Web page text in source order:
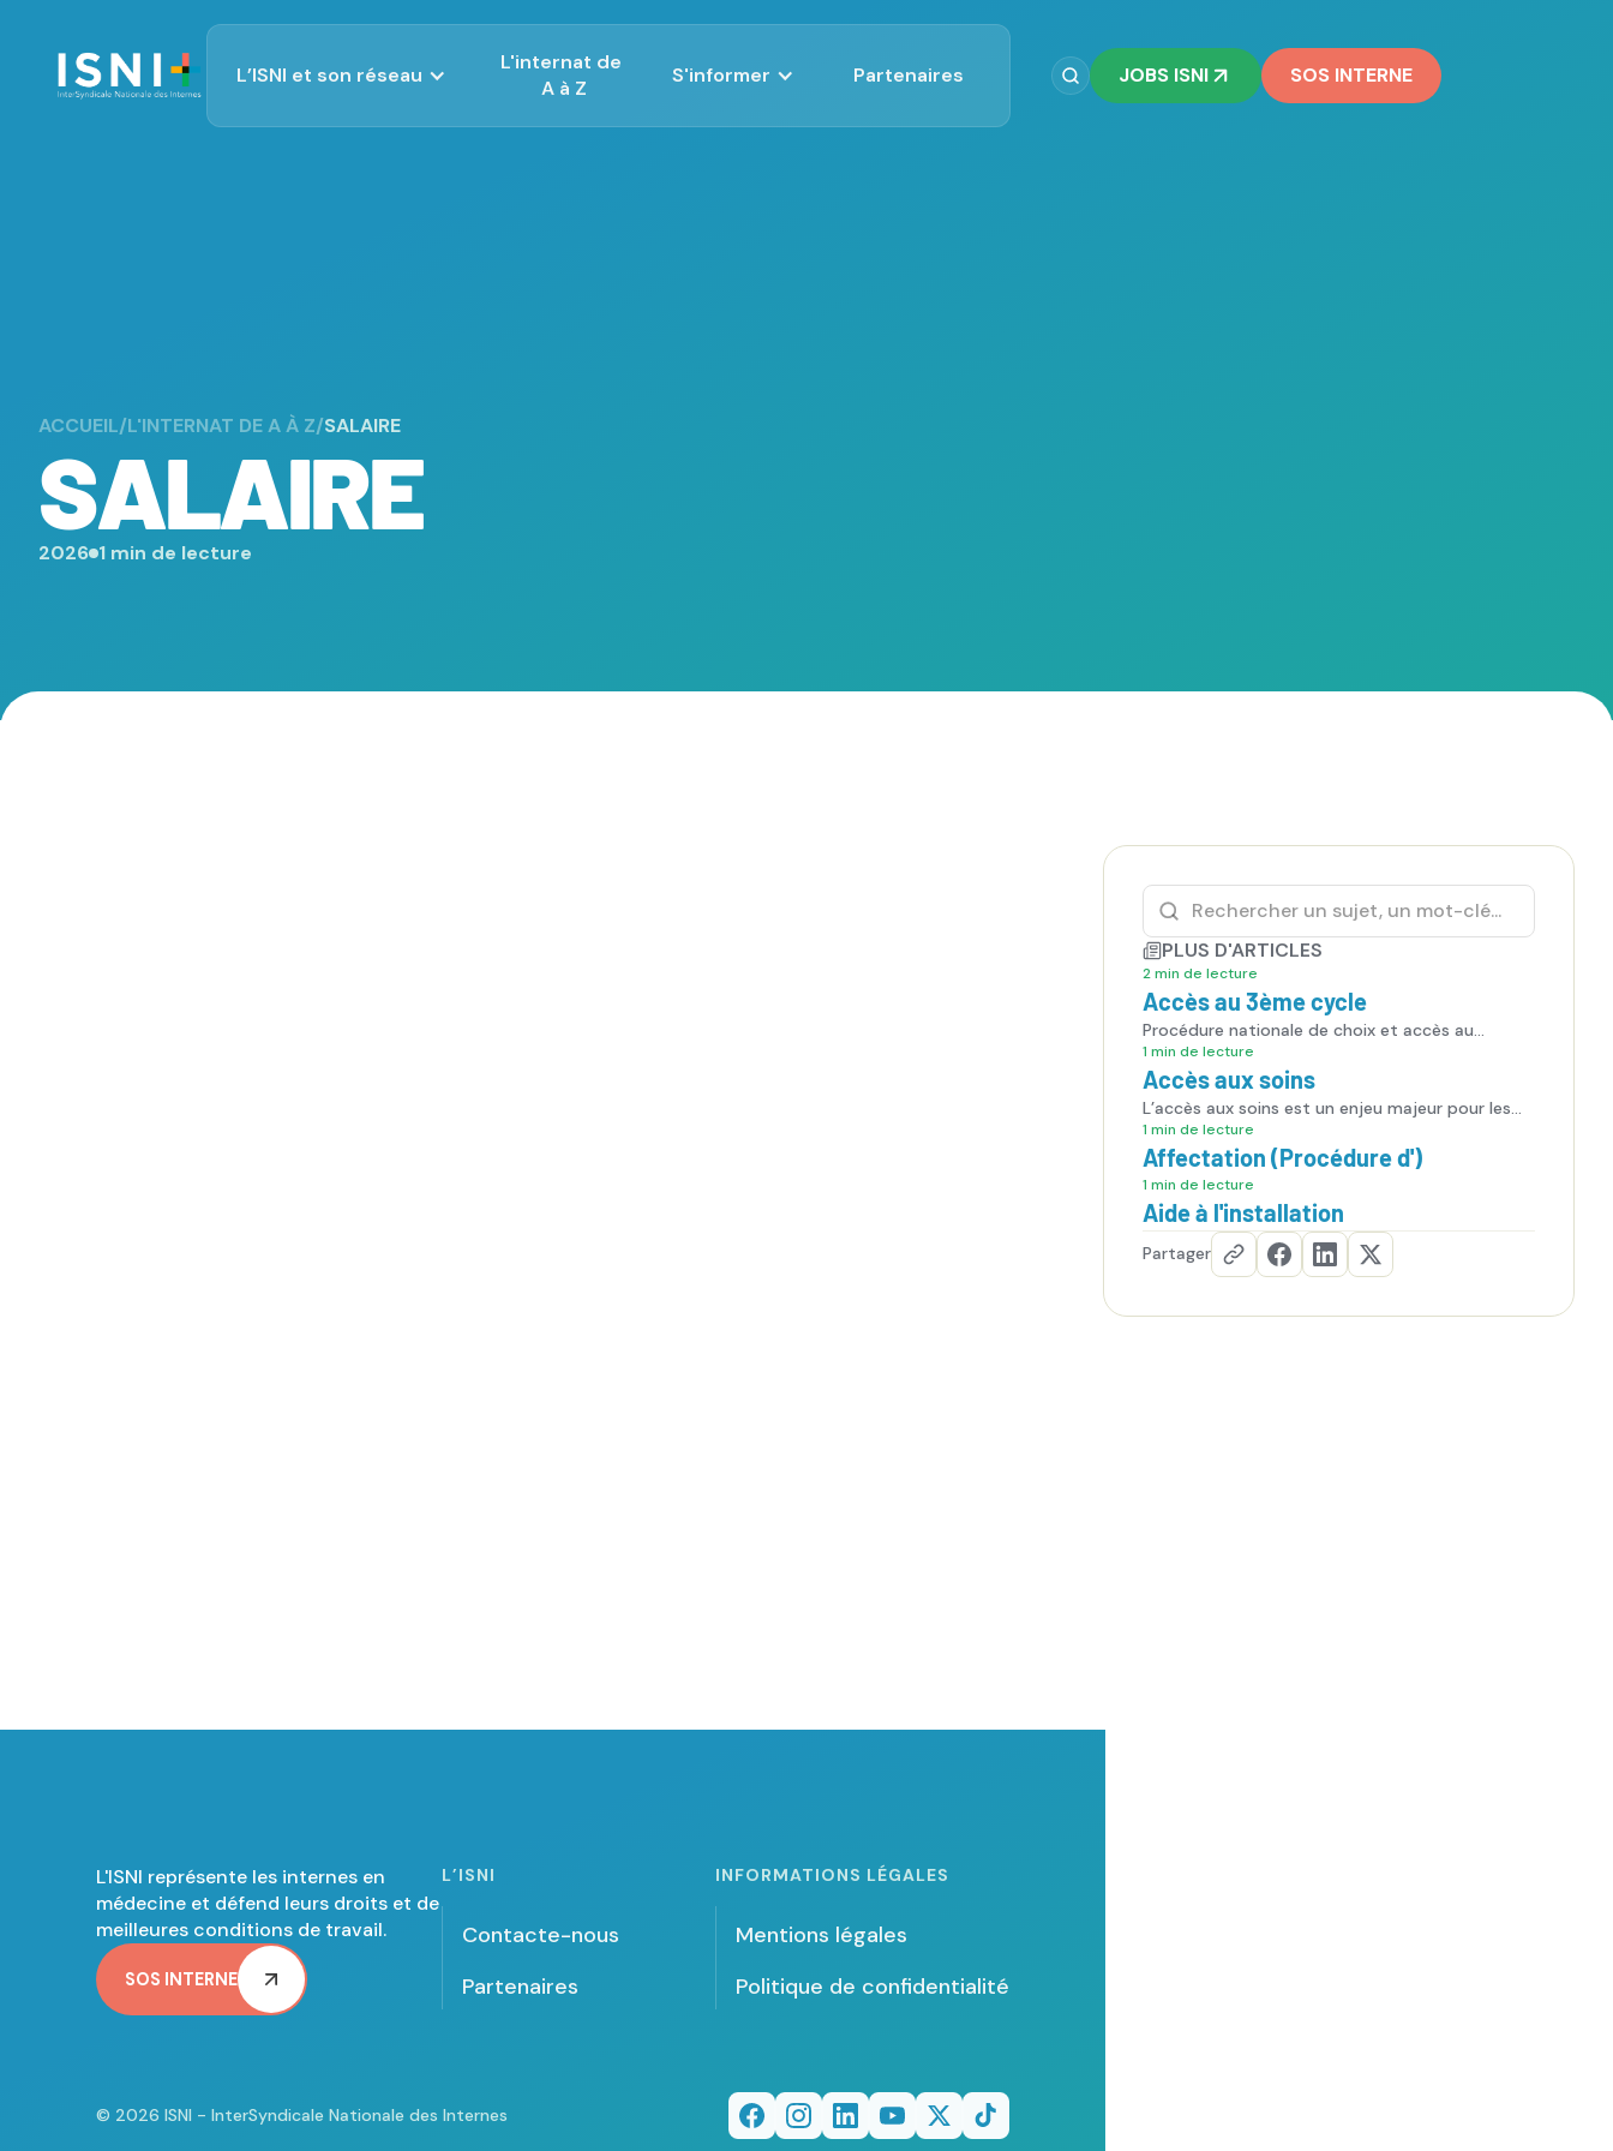
L’ISNI et son réseau
L'internat de
A à Z
S'informer Partenaires JOBS ISNI SOS INTERNE
ACCUEIL/L'INTERNAT DE A À Z/SALAIRE
SALAIRE
2026 1 min de lecture
PLUS D'ARTICLES
2 min de lecture
Accès au 3ème cycle
Procédure nationale de choix et accès au
troisième cycle.
1 min de lecture
Accès aux soins
L’accès aux soins est un enjeu majeur pour les
patients, mais aussi pour les internes, qui sont
en première ligne face aux difficultés du système
de santé.
1 min de lecture
Affectation (Procédure d')
1 min de lecture
Aide à l'installation
Partager
L'ISNI représente les internes en
médecine et défend leurs droits et de
meilleures conditions de travail.
SOS INTERNE
L’ISNI
Contacte-nous
Partenaires
INFORMATIONS LÉGALES
Mentions légales
Politique de confidentialité
© 2026 ISNI - InterSyndicale Nationale des Internes